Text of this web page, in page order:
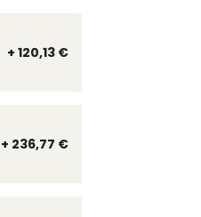
+ 120,13 €
+ 236,77 €